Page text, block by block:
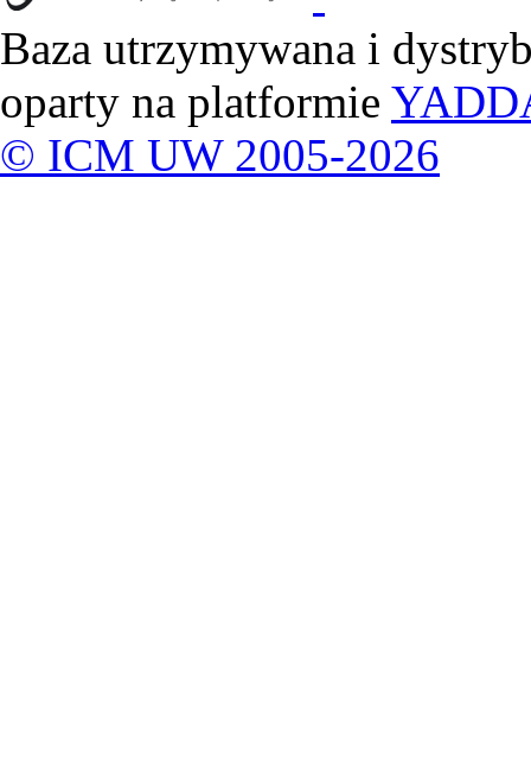
Baza utrzymywana i
oparty na platformie
© ICM UW 2005-2026